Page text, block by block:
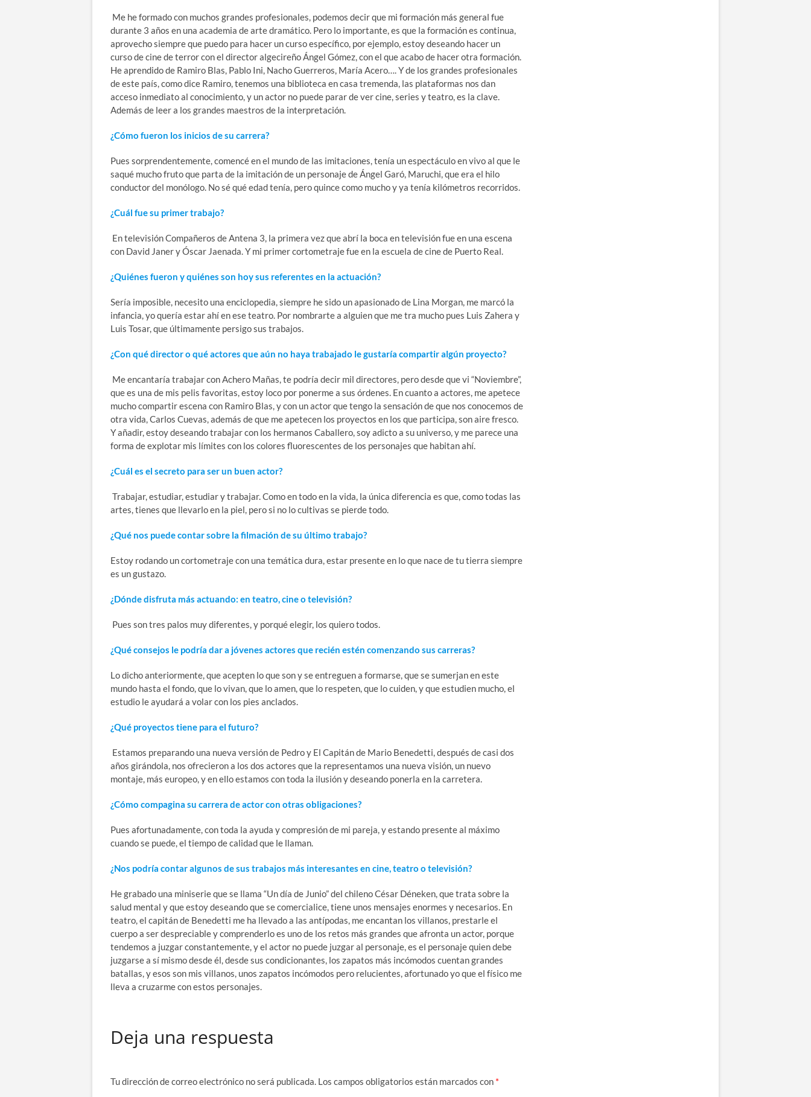
Me he formado con muchos grandes profesionales, podemos decir que mi formación más general fue
durante 3 años en una academia de arte dramático. Pero lo importante, es que la formación es continua,
aprovecho siempre que puedo para hacer un curso específico, por ejemplo, estoy deseando hacer un
curso de cine de terror con el director algecireño Ángel Gómez, con el que acabo de hacer otra formación.
He aprendido de Ramiro Blas, Pablo Ini, Nacho Guerreros, María Acero…. Y de los grandes profesionales
de este país, como dice Ramiro, tenemos una biblioteca en casa tremenda, las plataformas nos dan
acceso inmediato al conocimiento, y un actor no puede parar de ver cine, series y teatro, es la clave.
Además de leer a los grandes maestros de la interpretación.
¿Cómo fueron los inicios de su carrera?
Pues sorprendentemente, comencé en el mundo de las imitaciones, tenía un espectáculo en vivo al que le
saqué mucho fruto que parta de la imitación de un personaje de Ángel Garó, Maruchi, que era el hilo
conductor del monólogo. No sé qué edad tenía, pero quince como mucho y ya tenía kilómetros recorridos.
¿Cuál fue su primer trabajo?
En televisión Compañeros de Antena 3, la primera vez que abrí la boca en televisión fue en una escena
con David Janer y Óscar Jaenada. Y mi primer cortometraje fue en la escuela de cine de Puerto Real.
¿Quiénes fueron y quiénes son hoy sus referentes en la actuación?
Sería imposible, necesito una enciclopedia, siempre he sido un apasionado de Lina Morgan, me marcó la
infancia, yo quería estar ahí en ese teatro. Por nombrarte a alguien que me tra mucho pues Luis Zahera y
Luis Tosar, que últimamente persigo sus trabajos.
¿Con qué director o qué actores que aún no haya trabajado le gustaría compartir algún proyecto?
Me encantaría trabajar con Achero Mañas, te podría decir mil directores, pero desde que vi “Noviembre”,
que es una de mis pelis favoritas, estoy loco por ponerme a sus órdenes. En cuanto a actores, me apetece
mucho compartir escena con Ramiro Blas, y con un actor que tengo la sensación de que nos conocemos de
otra vida, Carlos Cuevas, además de que me apetecen los proyectos en los que participa, son aire fresco.
Y añadir, estoy deseando trabajar con los hermanos Caballero, soy adicto a su universo, y me parece una
forma de explotar mis límites con los colores fluorescentes de los personajes que habitan ahí.
¿Cuál es el secreto para ser un buen actor?
Trabajar, estudiar, estudiar y trabajar. Como en todo en la vida, la única diferencia es que, como todas las
artes, tienes que llevarlo en la piel, pero si no lo cultivas se pierde todo.
¿Qué nos puede contar sobre la filmación de su último trabajo?
Estoy rodando un cortometraje con una temática dura, estar presente en lo que nace de tu tierra siempre
es un gustazo.
¿Dónde disfruta más actuando: en teatro, cine o televisión?
Pues son tres palos muy diferentes, y porqué elegir, los quiero todos.
¿Qué consejos le podría dar a jóvenes actores que recién estén comenzando sus carreras?
Lo dicho anteriormente, que acepten lo que son y se entreguen a formarse, que se sumerjan en este
mundo hasta el fondo, que lo vivan, que lo amen, que lo respeten, que lo cuiden, y que estudien mucho, el
estudio le ayudará a volar con los pies anclados.
¿Qué proyectos tiene para el futuro?
Estamos preparando una nueva versión de Pedro y El Capitán de Mario Benedetti, después de casi dos
años girándola, nos ofrecieron a los dos actores que la representamos una nueva visión, un nuevo
montaje, más europeo, y en ello estamos con toda la ilusión y deseando ponerla en la carretera.
¿Cómo compagina su carrera de actor con otras obligaciones?
Pues afortunadamente, con toda la ayuda y compresión de mi pareja, y estando presente al máximo
cuando se puede, el tiempo de calidad que le llaman.
¿Nos podría contar algunos de sus trabajos más interesantes en cine, teatro o televisión?
He grabado una miniserie que se llama “Un día de Junio” del chileno César Déneken, que trata sobre la
salud mental y que estoy deseando que se comercialice, tiene unos mensajes enormes y necesarios. En
teatro, el capitán de Benedetti me ha llevado a las antípodas, me encantan los villanos, prestarle el
cuerpo a ser despreciable y comprenderlo es uno de los retos más grandes que afronta un actor, porque
tendemos a juzgar constantemente, y el actor no puede juzgar al personaje, es el personaje quien debe
juzgarse a sí mismo desde él, desde sus condicionantes, los zapatos más incómodos cuentan grandes
batallas, y esos son mis villanos, unos zapatos incómodos pero relucientes, afortunado yo que el físico me
lleva a cruzarme con estos personajes.
Deja una respuesta
Tu dirección de correo electrónico no será publicada. Los campos obligatorios están marcados con *